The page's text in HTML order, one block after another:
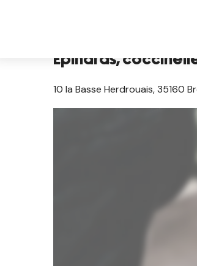
Epinards,
10 la Basse Herdrouais, 35160